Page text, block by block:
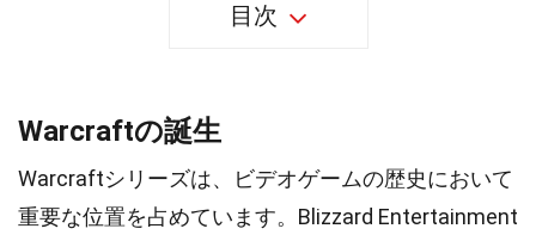
目次
Warcraftの誕生
Warcraftシリーズは、ビデオゲームの歴史において
重要な位置を占めています。Blizzard Entertainment